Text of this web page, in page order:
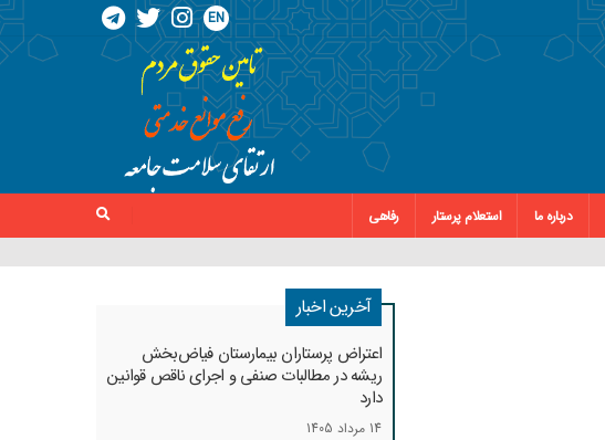
EN
درباره ما استعلام پرستار
رفاهی
آخرین اخبار
اعتراض پرستاران بیمارستان فیاض‌بخش
ریشه در مطالبات صنفی و اجرای ناقص قوانین
دارد
14 مرداد 1405